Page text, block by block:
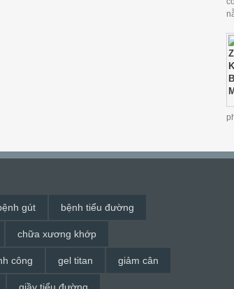
gút bệnh tiểu đường
chữa xương khớp
công gel titan giảm cân